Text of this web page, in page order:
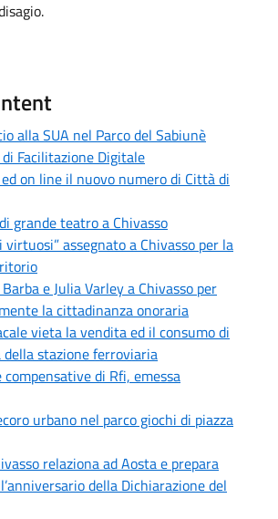
alla SUA nel Parco del Sabiunè
Facilitazione Digitale
on line il nuovo numero di Città di
grande teatro a Chivasso
virtuosi” assegnato a Chivasso per la
e Julia Varley a Chivasso per
la cittadinanza onoraria
vieta la vendita ed il consumo di
della stazione ferroviaria
di Rfi, emessa
urbano nel parco giochi di piazza
relaziona ad Aosta e prepara
della Dichiarazione del